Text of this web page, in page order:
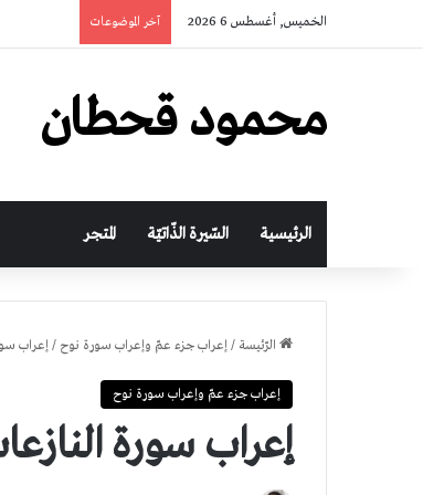
الخميس, أغسطس 6 2026 آخر الموضوعات
محمود قحطان
الرئيسية السّيرة الذّاتيّة المتجر
الرّئيسة /إعراب جزء عمّ وإعراب سورة نوح /إعراب
إعراب جزء عمّ وإعراب سورة نوح
إعراب سورة